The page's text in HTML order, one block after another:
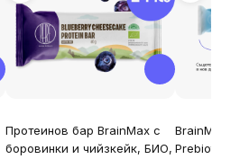
Протеинов бар BrainMax с
боровинки и чийзкейк, БИО,
BrainMax
Prebiotic